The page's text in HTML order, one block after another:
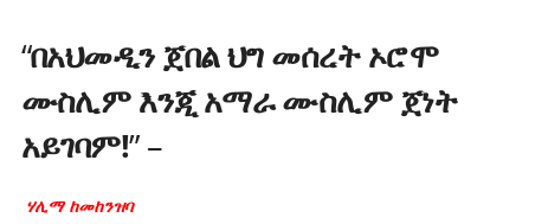
“በአህመዲን ጀበል ህግ መሰረት ኦሮሞ
ሙስሊም እንጂ አማራሙስሊም ጀነት
አይገባም!” –
ሃሊማ ከመከንዝባ